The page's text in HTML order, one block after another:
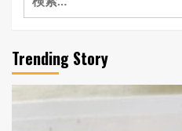
索:
Trending Story